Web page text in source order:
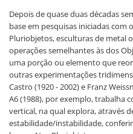
Depois de quase duas décadas
base em pesquisas iniciadas com
Pluriobjetos, esculturas de metal
operações semelhantes às dos
uma porção ou elemento que
outras experimentações
Castro (1920 - 2002) e Franz
A6 (1988), por exemplo, trabalha
vertical, na qual explora, através
estabilidade/instabilidade,